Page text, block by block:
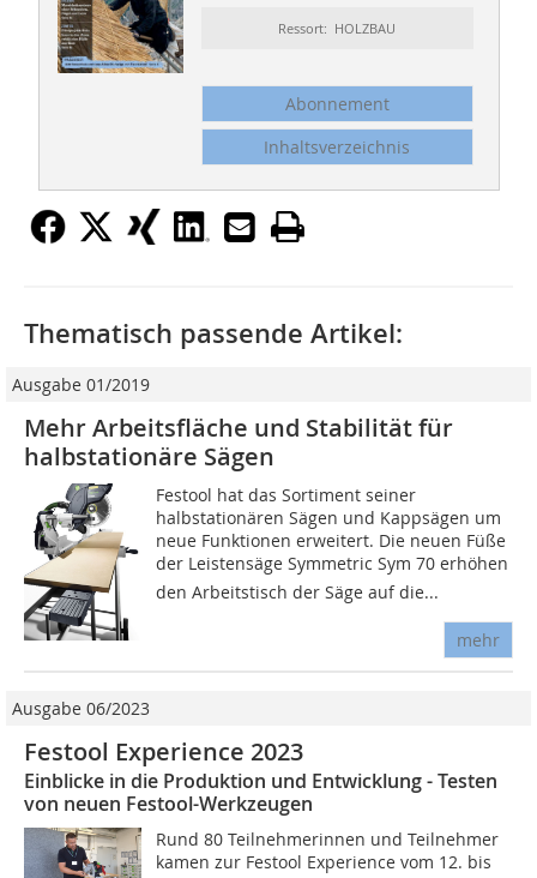
Ressort: HOLZBAU
Abonnement
Inhaltsverzeichnis
Thematisch passende Artikel:
Ausgabe 01/2019
Mehr Arbeitsfläche und Stabilität für
halbstationäre Sägen
Festool hat das Sortiment seiner
halbstationären Sägen und Kappsägen um
neue Funktionen erweitert. Die neuen Füße
der Leistensäge Symmetric Sym 70 erhöhen
den Arbeitstisch der Säge auf die...
mehr
Ausgabe 06/2023
Festool Experience 2023
Einblicke in die Produktion und Entwicklung - Testen
von neuen Festool-Werkzeugen
Rund 80 Teilnehmerinnen und Teilnehmer
kamen zur Festool Experience vom 12. bis